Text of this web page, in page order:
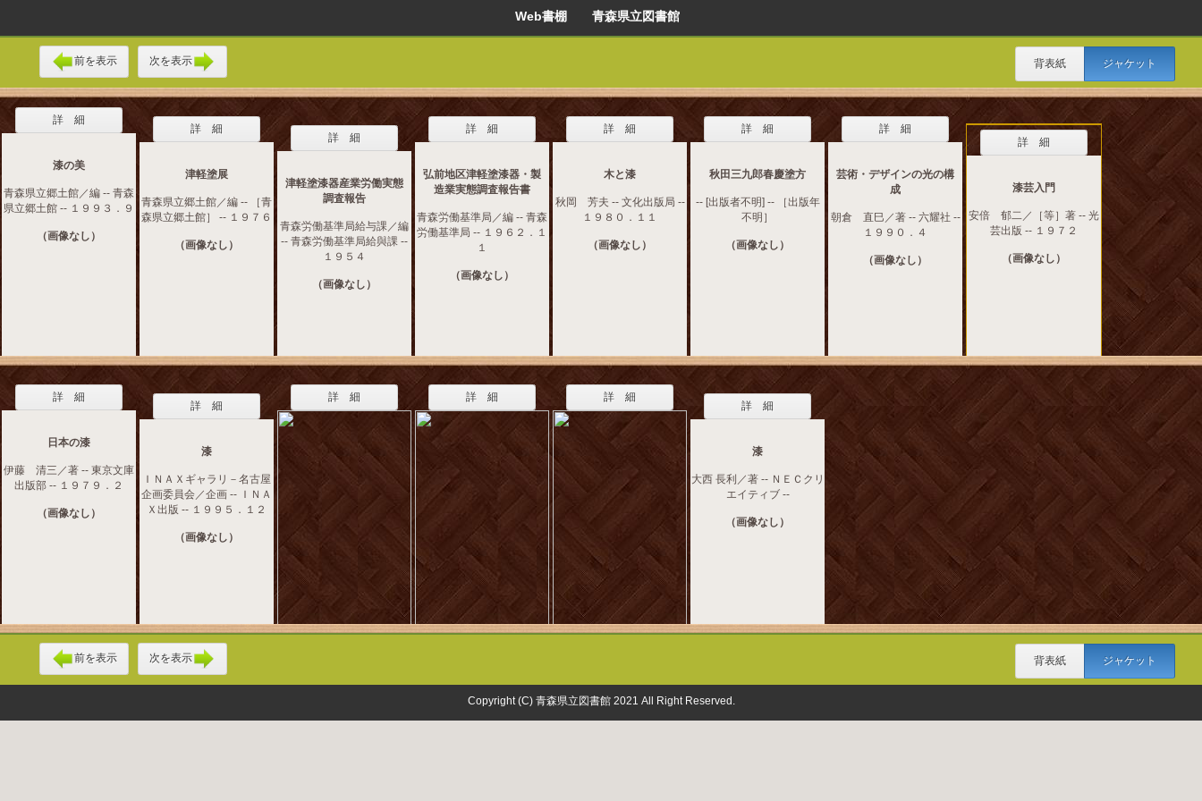
Web書棚 青森県立図書館
前を表示 次を表示 背表紙 ジャケット
詳 細
漆の美
青森県立郷土館／編 -- 青森
県立郷土館 -- １９９３．９
（画像なし）
詳 細
津軽塗展
青森県立郷土館／編 -- ［青
森県立郷土館］ -- １９７６
（画像なし）
詳 細
津軽塗漆器産業労働実態
調査報告
青森労働基準局給与課／編
-- 青森労働基準局給與課 --
１９５４
（画像なし）
詳 細
弘前地区津軽塗漆器・製
造業実態調査報告書
青森労働基準局／編 -- 青森
労働基準局 -- １９６２．１
１
（画像なし）
詳 細
木と漆
秋岡 芳夫 -- 文化出版局 --
１９８０．１１
（画像なし）
詳 細
秋田三九郎春慶塗方
-- [出版者不明] -- ［出版年
不明］
（画像なし）
詳 細
芸術・デザインの光の構
成
朝倉 直巳／著 -- 六耀社 --
１９９０．４
（画像なし）
詳 細
漆芸入門
安倍 郁二／［等］著 -- 光
芸出版 -- １９７２
（画像なし）
詳 細
日本の漆
伊藤 清三／著 -- 東京文庫
出版部 -- １９７９．２
（画像なし）
詳 細
漆
ＩＮＡＸギャラリ－名古屋
企画委員会／企画 -- ＩＮＡ
Ｘ出版 -- １９９５．１２
（画像なし）
詳 細 詳 細 詳 細
詳 細
漆
大西 長利／著 -- ＮＥＣクリ
エイティブ --
（画像なし）
前を表示 次を表示 背表紙 ジャケット
Copyright (C) 青森県立図書館 2021 All Right Reserved.